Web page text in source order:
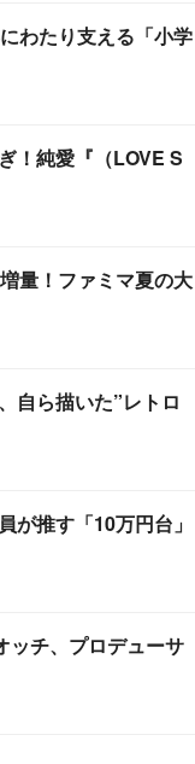
わたり支える「小学
！純愛『（LOVE S
量！ファミマ夏の大
自ら描いた”レトロ
が推す「10万円台」
ッチ、プロデューサ